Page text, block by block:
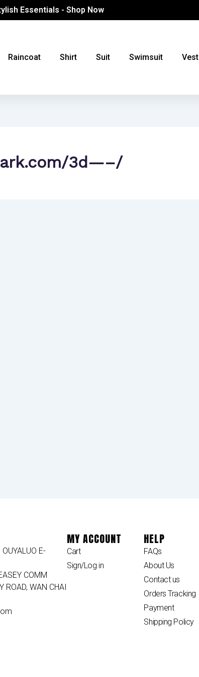
Essentials - Shop Now
Raincoat Shirt Suit Swimsuit Vest
3d—–/
E-
COMM
ROAD, WAN CHAI
MY ACCOUNT
Cart
Sign/Log in
HELP
FAQs
About Us
Contact us
Orders Tracking
Payment
Shipping Policy‌